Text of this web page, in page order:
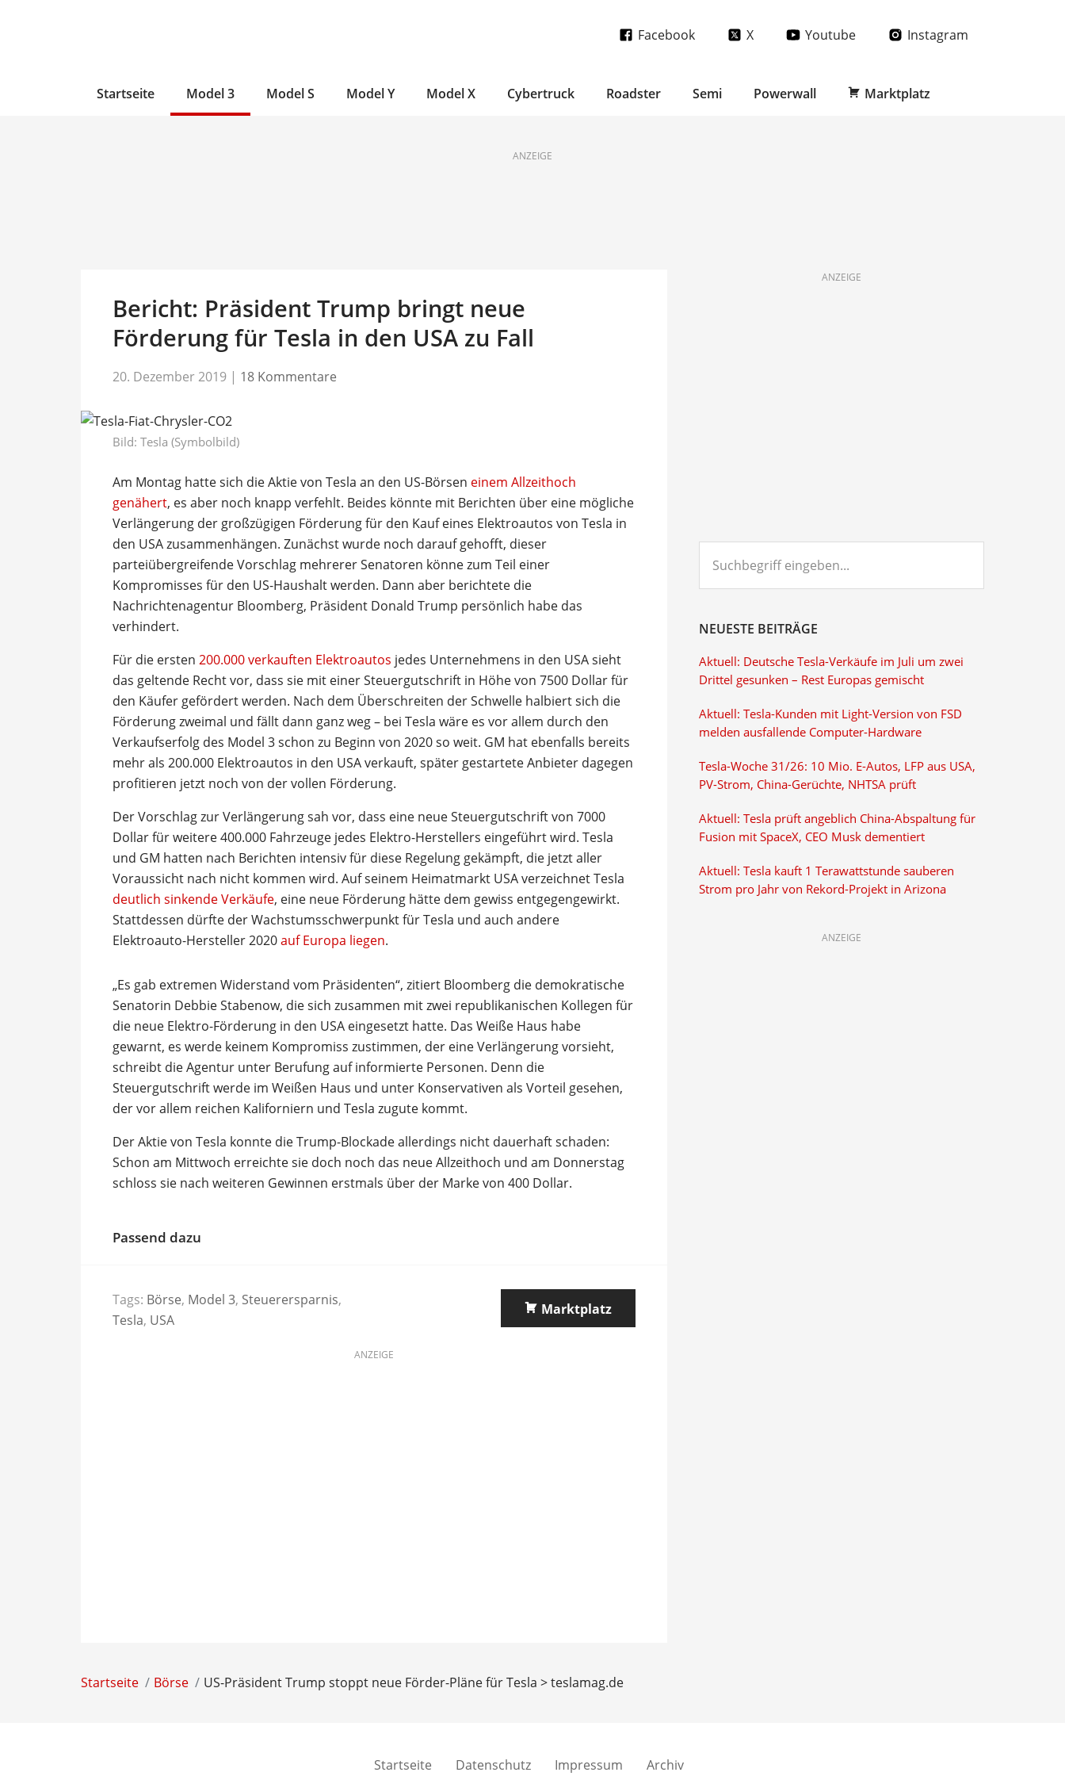
Facebook X Youtube Instagram
Startseite Model 3 Model S Model Y Model X Cybertruck Roadster Semi Powerwall Marktplatz
ANZEIGE
Bericht: Präsident Trump bringt neue
Förderung für Tesla in den USA zu Fall
20. Dezember 2019 | 18 Kommentare
Bild: Tesla (Symbolbild)
Am Montag hatte sich die Aktie von Tesla an den US-Börsen einem Allzeithoch
genähert, es aber noch knapp verfehlt. Beides könnte mit Berichten über eine mögliche
Verlängerung der großzügigen Förderung für den Kauf eines Elektroautos von Tesla in
den USA zusammenhängen. Zunächst wurde noch darauf gehofft, dieser
parteiübergreifende Vorschlag mehrerer Senatoren könne zum Teil einer
Kompromisses für den US-Haushalt werden. Dann aber berichtete die
Nachrichtenagentur Bloomberg, Präsident Donald Trump persönlich habe das
verhindert.
Für die ersten 200.000 verkauften Elektroautos jedes Unternehmens in den USA sieht
das geltende Recht vor, dass sie mit einer Steuergutschrift in Höhe von 7500 Dollar für
den Käufer gefördert werden. Nach dem Überschreiten der Schwelle halbiert sich die
Förderung zweimal und fällt dann ganz weg – bei Tesla wäre es vor allem durch den
Verkaufserfolg des Model 3 schon zu Beginn von 2020 so weit. GM hat ebenfalls bereits
mehr als 200.000 Elektroautos in den USA verkauft, später gestartete Anbieter dagegen
profitieren jetzt noch von der vollen Förderung.
Der Vorschlag zur Verlängerung sah vor, dass eine neue Steuergutschrift von 7000
Dollar für weitere 400.000 Fahrzeuge jedes Elektro-Herstellers eingeführt wird. Tesla
und GM hatten nach Berichten intensiv für diese Regelung gekämpft, die jetzt aller
Voraussicht nach nicht kommen wird. Auf seinem Heimatmarkt USA verzeichnet Tesla
deutlich sinkende Verkäufe, eine neue Förderung hätte dem gewiss entgegengewirkt.
Stattdessen dürfte der Wachstumsschwerpunkt für Tesla und auch andere
Elektroauto-Hersteller 2020auf Europa liegen.
„Es gab extremen Widerstand vom Präsidenten“, zitiert Bloomberg die demokratische
Senatorin Debbie Stabenow, die sich zusammen mit zwei republikanischen Kollegen für
die neue Elektro-Förderung in den USA eingesetzt hatte. Das Weiße Haus habe
gewarnt, es werde keinem Kompromiss zustimmen, der eine Verlängerung vorsieht,
schreibt die Agentur unter Berufung auf informierte Personen. Denn die
Steuergutschrift werde im Weißen Haus und unter Konservativen als Vorteil gesehen,
der vor allem reichen Kaliforniern und Tesla zugute kommt.
Der Aktie von Tesla konnte die Trump-Blockade allerdings nicht dauerhaft schaden:
Schon am Mittwoch erreichte sie doch noch das neue Allzeithoch und am Donnerstag
schloss sie nach weiteren Gewinnen erstmals über der Marke von 400 Dollar.
Passend dazu
Tags: Börse, Model 3, Steuerersparnis,
Tesla, USA
Marktplatz
ANZEIGE
ANZEIGE
eingeben...
NEUESTE BEITRÄGE
Aktuell: Deutsche Tesla-Verkäufe im Juli um zwei
Drittel gesunken – Rest Europas gemischt
Aktuell: Tesla-Kunden mit Light-Version von FSD
melden ausfallende Computer-Hardware
Tesla-Woche 31/26: 10 Mio. E-Autos, LFP aus USA,
PV-Strom, China-Gerüchte, NHTSA prüft
Aktuell: Tesla prüft angeblich China-Abspaltung für
Fusion mit SpaceX, CEO Musk dementiert
Aktuell: Tesla kauft 1 Terawattstunde sauberen
Strom pro Jahr von Rekord-Projekt in Arizona
ANZEIGE
Startseite Börse US-Präsident Trump stoppt neue Förder-Pläne für Tesla > teslamag.de
Startseite Datenschutz Impressum Archiv